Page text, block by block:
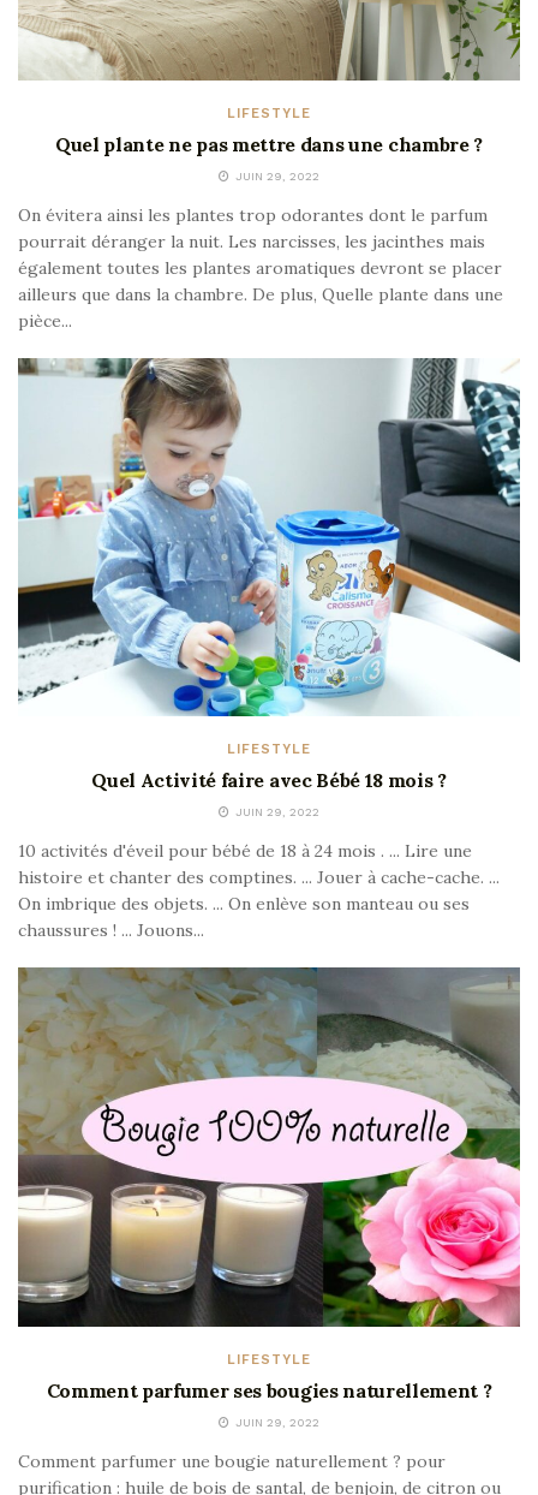
LIFESTYLE
Quel plante ne pas mettre dans une chambre ?
JUIN 29, 2022
On évitera ainsi les plantes trop odorantes dont le parfum
pourrait déranger la nuit. Les narcisses, les jacinthes mais
également toutes les plantes aromatiques devront se placer
ailleurs que dans la chambre. De plus, Quelle plante dans une
pièce...
LIFESTYLE
Quel Activité faire avec Bébé 18 mois ?
JUIN 29, 2022
10 activités d'éveil pour bébé de 18 à 24 mois . ... Lire une
histoire et chanter des comptines. ... Jouer à cache-cache. ...
On imbrique des objets. ... On enlève son manteau ou ses
chaussures ! ... Jouons...
LIFESTYLE
Comment parfumer ses bougies naturellement ?
JUIN 29, 2022
Comment parfumer une bougie naturellement ? pour
purification : huile de bois de santal, de benjoin, de citron ou